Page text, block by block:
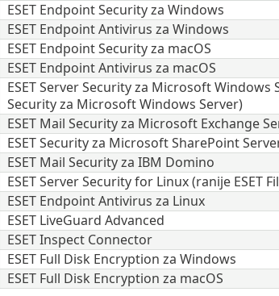
ESET Endpoint Security za Windows
ESET Endpoint Antivirus za Windows
ESET Endpoint Security za macOS
ESET Endpoint Antivirus za macOS
ESET Server Security za Microsoft Windows
Security za Microsoft Windows Server)
ESET Mail Security za Microsoft Exchange
ESET Security za Microsoft SharePoint
ESET Mail Security za IBM Domino
ESET Server Security for Linux (ranije ESET
ESET Endpoint Antivirus za Linux
ESET LiveGuard Advanced
ESET Inspect Connector
ESET Full Disk Encryption za Windows
ESET Full Disk Encryption za macOS